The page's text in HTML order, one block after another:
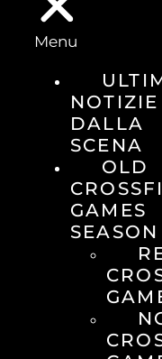
Menu
NOTIZIE
DALLA
SCENA
OLD
GAMES
SEASON